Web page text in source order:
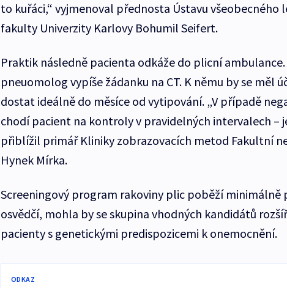
to kuřáci,“ vyjmenoval přednosta Ústavu všeobecného
fakulty Univerzity Karlovy Bohumil Seifert.
Praktik následně pacienta odkáže do plicní
pneuomolog vypíše žádanku na CT. K němu by se měl
dostat ideálně do měsíce od vytipování. „V případě
chodí pacient na kontroly v pravidelných intervalech –
přiblížil primář Kliniky zobrazovacích metod Fakultní
Hynek Mírka.
Screeningový program rakoviny plic poběží minimálně
osvědčí, mohla by se skupina vhodných kandidátů
pacienty s genetickými predispozicemi k onemocnění.
ODKAZ